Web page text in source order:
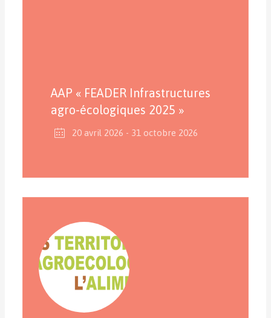
AAP « FEADER Infrastructures
agro-écologiques 2025 »
20 avril 2026 - 31 octobre 2026